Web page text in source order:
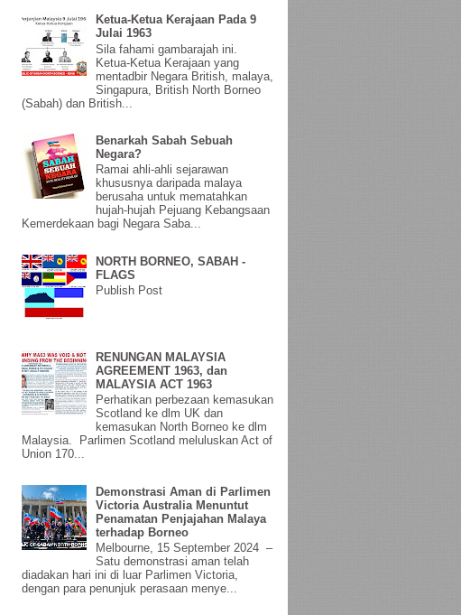
Ketua-Ketua Kerajaan Pada 9
Julai 1963
Sila fahami gambarajah ini.
Ketua-Ketua Kerajaan yang
mentadbir Negara British, malaya,
Singapura, British North Borneo
(Sabah) dan British...
Benarkah Sabah Sebuah
Negara?
Ramai ahli-ahli sejarawan
khususnya daripada malaya
berusaha untuk mematahkan
hujah-hujah Pejuang Kebangsaan
Kemerdekaan bagi Negara Saba...
NORTH BORNEO, SABAH -
FLAGS
Publish Post
RENUNGAN MALAYSIA
AGREEMENT 1963, dan
MALAYSIA ACT 1963
Perhatikan perbezaan kemasukan
Scotland ke dlm UK dan
kemasukan North Borneo ke dlm
Malaysia. Parlimen Scotland meluluskan Act of
Union 170...
Demonstrasi Aman di Parlimen
Victoria Australia Menuntut
Penamatan Penjajahan Malaya
terhadap Borneo
Melbourne, 15 September 2024 –
Satu demonstrasi aman telah
diadakan hari ini di luar Parlimen Victoria,
dengan para penunjuk perasaan menye...